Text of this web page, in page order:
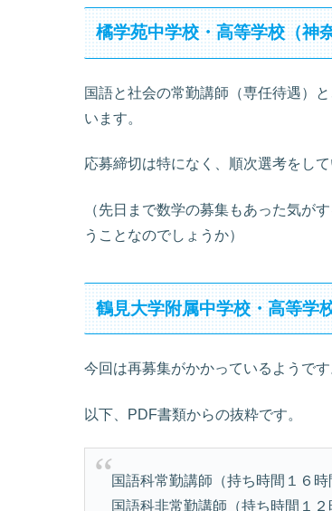
橘学苑中学校・高等学校（神
国語と社会の常勤講師（専任待遇）
います。
応募締切は特になく、順次選考をして
（先日まで数学の募集もあった気が
うことなのでしょうか）
鶴見大学附属中学校・高等学
今回は再募集がかかっているようです
以下、PDF書類からの抜粋です。
国語科常勤講師（持ち時間１６
国語科非常勤講師（持ち時間１